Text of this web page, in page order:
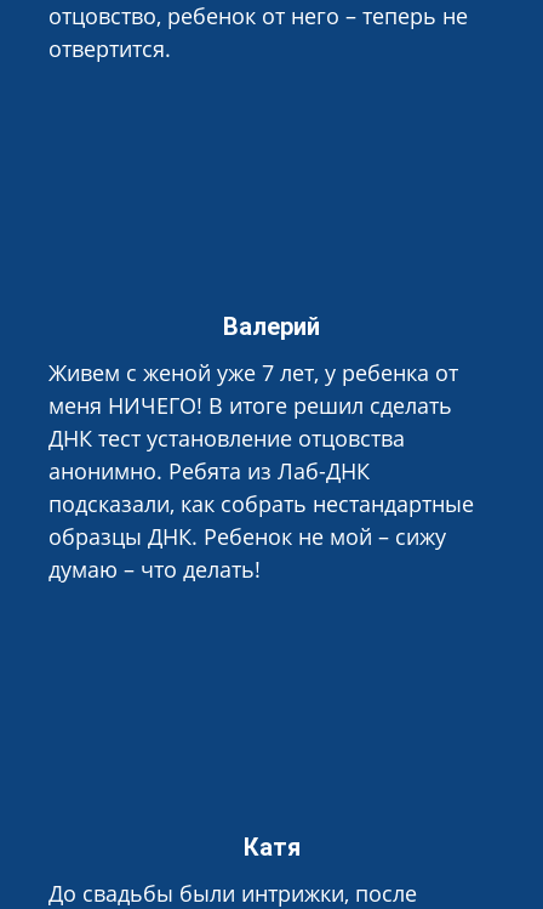
отцовство, ребенок от него – теперь не
отвертится.
Валерий
Живем с женой уже 7 лет, у ребенка от
меня НИЧЕГО! В итоге решил сделать
ДНК тест установление отцовства
анонимно. Ребята из Лаб-ДНК
подсказали, как собрать нестандартные
образцы ДНК. Ребенок не мой – сижу
думаю – что делать!
Катя
До свадьбы были интрижки, после